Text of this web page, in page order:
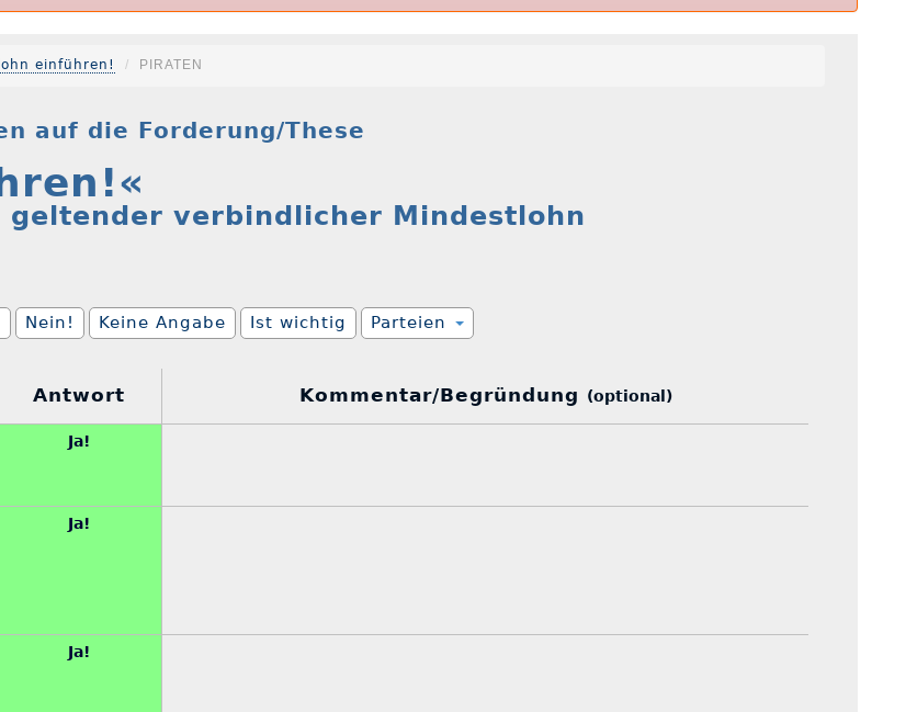
einführen! PIRATEN
auf die Forderung/These
geltender verbindlicher Mindestlohn
Nein! Keine Angabe Ist wichtig Parteien
Antwort Kommentar/Begründung (optional)
Ja!
Ja!
Ja!